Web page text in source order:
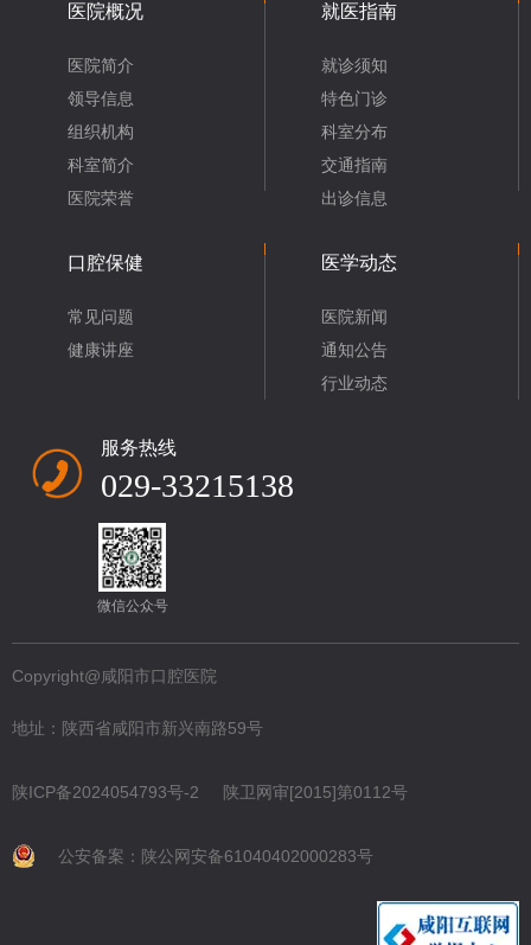
医院概况
医院简介
领导信息
组织机构
科室简介
医院荣誉
就医指南
就诊须知
特色门诊
科室分布
交通指南
出诊信息
口腔保健
常见问题
健康讲座
医学动态
医院新闻
通知公告
行业动态
服务热线
029-33215138
微信公众号
Copyright@咸阳市口腔医院
地址：陕西省咸阳市新兴南路59号
陕ICP备2024054793号-2 陕卫网审[2015]第0112号
公安备案：陕公网安备61040402000283号